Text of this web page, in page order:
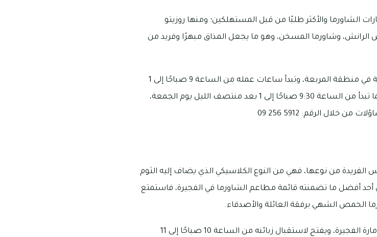
والأكثر طلبًا من قبل المستهلكين؛ ومنها روزيتو
الرانش، وشاورما المسخن، وهو ما يجعل المذاق مبهرًا وفريد من
مكان مطعم شوارمتك الجوهري هو شارع المربعة في منطقة المربعة، وتبدأ ساعات عمله من الساعة 9 صباحًا إلى 1
بعد منتصف الليل يوم السبت وحتى الخميس، بينما تبدأ من الساعة 9:30 صباحًا إلى 1 بعد منتصف الليل يوم الجمعة،
الرقم: 5912 256 09
من نوعها، فهي من النوع الكلاسيكي الذي يضاف إليه الثوم
أفضل ما تضمنته قائمة مطاعم الشاورما في الفجيرة، فاستمتع
الحمص الشهي برفقة العائلة والأصدقاء.
مكان مطعم شاورما هاوس هو مول الفجيرة في إمارة الفجيرة، ويفتح لاستقبال زبائنه من الساعة 10 صباحًا إلى 11